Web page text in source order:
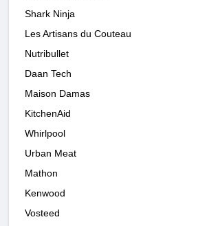
Shark Ninja
Les Artisans du Couteau
Nutribullet
Daan Tech
Maison Damas
KitchenAid
Whirlpool
Urban Meat
Mathon
Kenwood
Vosteed